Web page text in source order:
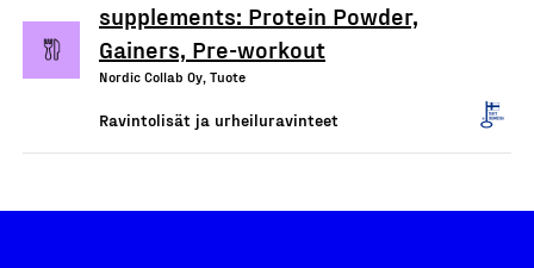
supplements: Protein Powder,
Gainers, Pre-workout
Nordic Collab Oy, Tuote
Ravintolisät ja urheiluravinteet